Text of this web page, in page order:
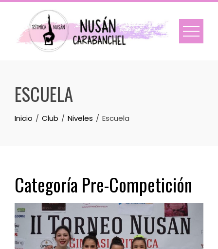
Skip
content
ESCUELA
Inicio Club Niveles Escuela
Categoría Pre-Competición